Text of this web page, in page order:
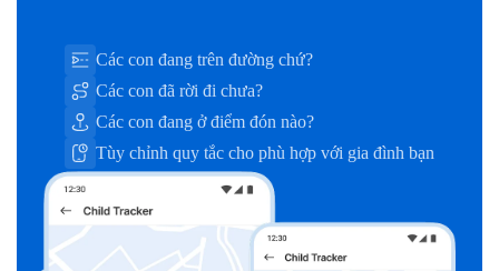
Các con đang trên đường chứ?
Các con đã rời đi chưa?
Các con đang ở điểm đón nào?
Tùy chỉnh quy tắc cho phù hợp với gia đình bạn